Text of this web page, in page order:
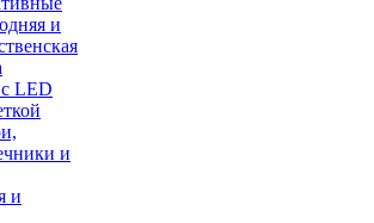
и
LED
и
и